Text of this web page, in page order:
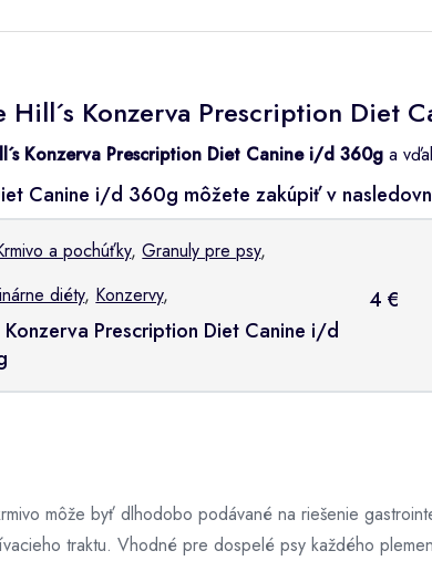
Hill´s Konzerva Prescription Diet
Konzerva Prescription Diet Canine i/d 360g a
Canine i/d 360g môžete zakúpiť v
a pochúťky,Granuly pre psy,
diéty, Konzervy,
Konzerva Prescription Diet Canine i/d
4 €
môže byť dlhodobo podávané na riešenie
traktu. Vhodné pre dospelé psy každého